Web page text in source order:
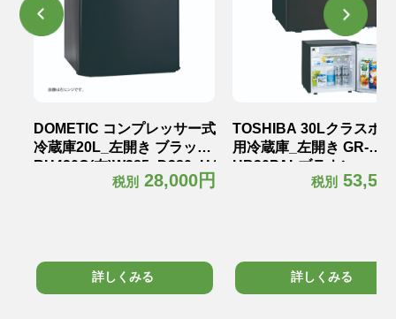
DOMETIC コンプレッサー式
冷蔵庫20L_左開き ブラック
RH420C(左)W385×D380×H465mm
税別 28,000円
詳しくみる
TOSHIBA 30Lクラスホ
用冷蔵庫_左開き GR-
HB30PALブラウン
税別
詳しくみる